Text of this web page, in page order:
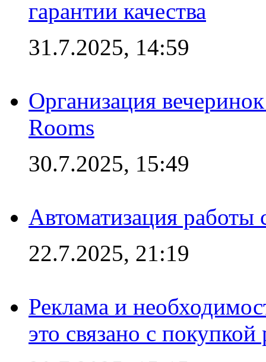
гарантии качества
31.7.2025, 14:59
Организация
Rooms
30.7.2025, 15:49
Автоматизация работы
22.7.2025, 21:19
Реклама и
это связано с покупкой